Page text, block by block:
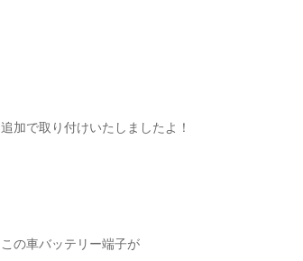
追加で取り付けいたしましたよ！
この車バッテリー端子が